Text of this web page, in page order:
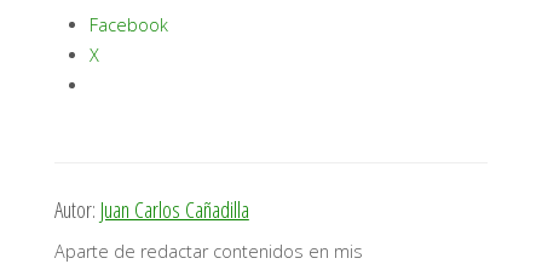
Facebook
X
Autor: Juan Carlos Cañadilla
Aparte de redactar contenidos en mis